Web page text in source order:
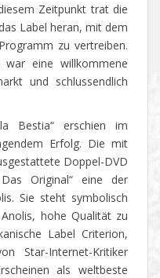
Zeitpunkt trat die
Label heran, mit dem
zu vertreiben.
eine willkommene
und schlussendlich
Bestia“ erschien im
Erfolg. Die mit
Doppel-DVD
Original“ eine der
Sie steht symbolisch
hohe Qualität zu
Label Criterion,
Star-Internet-Kritiker
als weltbeste